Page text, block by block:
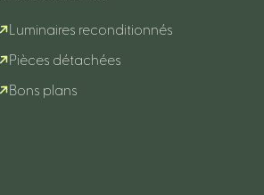
Luminaires reconditionnés
Pièces détachées
Bons plans